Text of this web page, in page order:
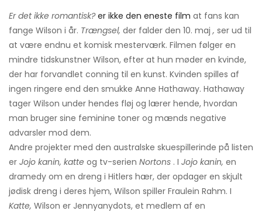
Er det ikke romantisk? er ikke den eneste film at fans kan
fange Wilson i år. Trængsel, der falder den 10. maj , ser ud til
at være endnu et komisk mesterværk. Filmen følger en
mindre tidskunstner Wilson, efter at hun møder en kvinde,
der har forvandlet conning til en kunst. Kvinden spilles af
ingen ringere end den smukke Anne Hathaway. Hathaway
tager Wilson under hendes fløj og lærer hende, hvordan
man bruger sine feminine toner og mænds negative
advarsler mod dem.
Andre projekter med den australske skuespillerinde på listen
er Jojo kanin, katte og tv-serien Nortons . I Jojo kanin, en
dramedy om en dreng i Hitlers hær, der opdager en skjult
jødisk dreng i deres hjem, Wilson spiller Fraulein Rahm. I
Katte, Wilson er Jennyanydots, et medlem af en